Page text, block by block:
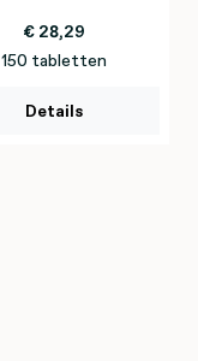
€ 28,29
150 tabletten
Details